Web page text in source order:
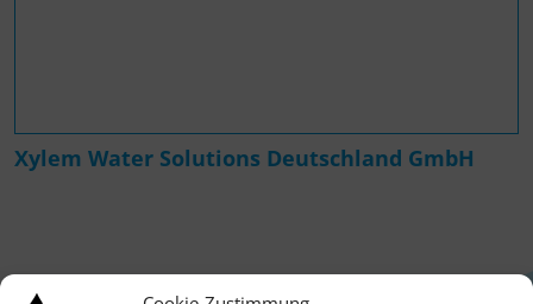
Xylem Water Solutions Deutschland GmbH